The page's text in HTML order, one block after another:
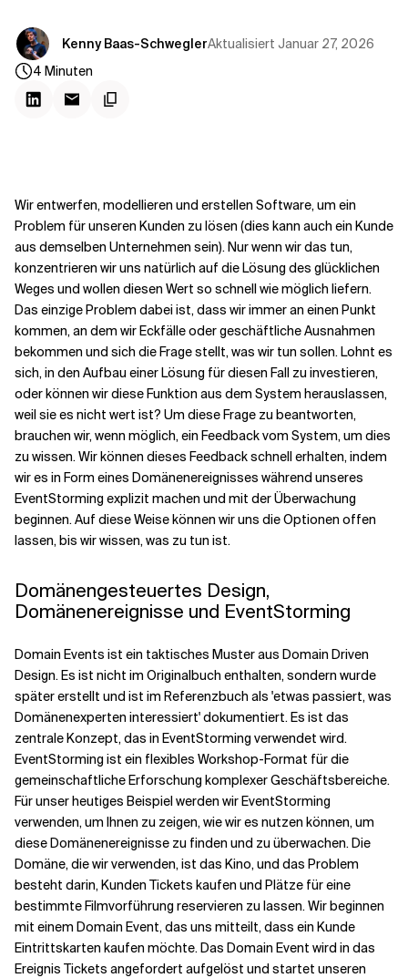
Verwandte Themen
Kenny Baas-SchweglerAktualisiert Januar 27, 2026
4 Minuten
Wir entwerfen, modellieren und erstellen Software, um ein
Problem für unseren Kunden zu lösen (dies kann auch ein Kunde
aus demselben Unternehmen sein). Nur wenn wir das tun,
konzentrieren wir uns natürlich auf die Lösung des glücklichen
Weges und wollen diesen Wert so schnell wie möglich liefern.
Das einzige Problem dabei ist, dass wir immer an einen Punkt
kommen, an dem wir Eckfälle oder geschäftliche Ausnahmen
bekommen und sich die Frage stellt, was wir tun sollen. Lohnt es
sich, in den Aufbau einer Lösung für diesen Fall zu investieren,
oder können wir diese Funktion aus dem System herauslassen,
weil sie es nicht wert ist? Um diese Frage zu beantworten,
brauchen wir, wenn möglich, ein Feedback vom System, um dies
zu wissen. Wir können dieses Feedback schnell erhalten, indem
wir es in Form eines Domänenereignisses während unseres
EventStorming explizit machen und mit der Überwachung
beginnen. Auf diese Weise können wir uns die Optionen offen
lassen, bis wir wissen, was zu tun ist.
Domänengesteuertes Design,
Domänenereignisse und EventStorming
Domain Events ist ein taktisches Muster aus Domain Driven
Design. Es ist nicht im Originalbuch enthalten, sondern wurde
später erstellt und ist im Referenzbuch als 'etwas passiert, was
Domänenexperten interessiert' dokumentiert. Es ist das
zentrale Konzept, das in EventStorming verwendet wird.
EventStorming ist ein flexibles Workshop-Format für die
gemeinschaftliche Erforschung komplexer Geschäftsbereiche.
Für unser heutiges Beispiel werden wir EventStorming
verwenden, um Ihnen zu zeigen, wie wir es nutzen können, um
diese Domänenereignisse zu finden und zu überwachen. Die
Domäne, die wir verwenden, ist das Kino, und das Problem
besteht darin, Kunden Tickets kaufen und Plätze für eine
bestimmte Filmvorführung reservieren zu lassen. Wir beginnen
mit einem Domain Event, das uns mitteilt, dass ein Kunde
Eintrittskarten kaufen möchte. Das Domain Event wird in das
Ereignis Tickets angefordert aufgelöst und startet unseren